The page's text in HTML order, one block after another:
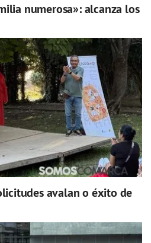
numerosa»: alcanza los
avalan o éxito de